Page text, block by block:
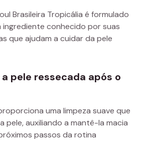
Brasileira Tropicália é formulado
conhecido por suas
que ajudam a cuidar da pele
pele ressecada após o
uma limpeza suave que
auxiliando a mantê-la macia
passos da rotina